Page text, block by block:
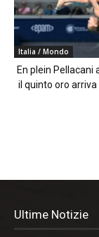
Italia / Mondo
En plein Pellacani
il quinto oro arriva
Ultime Notizie